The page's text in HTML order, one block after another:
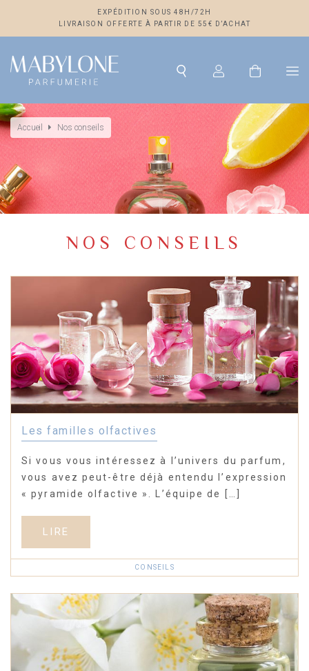
EXPÉDITION SOUS 48H/72H
LIVRAISON OFFERTE À PARTIR DE 55€ D’ACHAT
Accueil Nos conseils
NOS CONSEILS
Les familles olfactives
Si vous vous intéressez à l’univers du parfum,
vous avez peut-être déjà entendu l’expression
« pyramide olfactive ». L’équipe de […]
LIRE
CONSEILS